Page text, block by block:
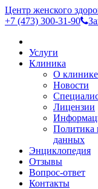
Центр женского
+7 (473) 300-31-90
Услуги
Клиника
О клинике
Новости
Лицензии
Политика
данных
Энциклопедия
Отзывы
Вопрос-ответ
Контакты